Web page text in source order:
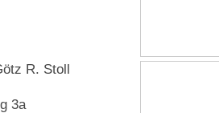
R. Stoll
3a